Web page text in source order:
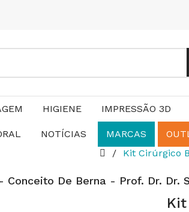
HIGIENE IMPRESSÃO 3D
NOTÍCIAS MARCAS
Kit Cirúrgico
Conceito De Berna - Prof. Dr. Dr.